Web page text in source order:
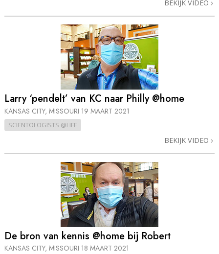
BEKIJK VIDEO
Larry ‘pendelt’ van KC naar Philly @home
KANSAS CITY, MISSOURI 19 MAART 2021
SCIENTOLOGISTS @LIFE
BEKIJK VIDEO
De bron van kennis @home bij Robert
KANSAS CITY, MISSOURI 18 MAART 2021